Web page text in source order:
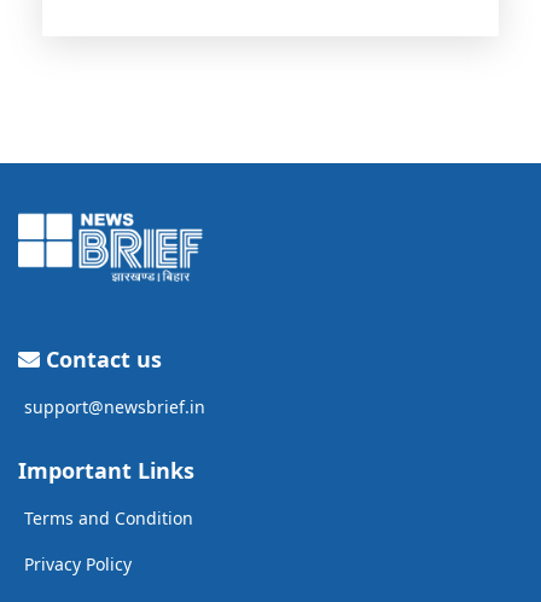
Contact us
support@newsbrief.in
Important Links
Terms and Condition
Privacy Policy